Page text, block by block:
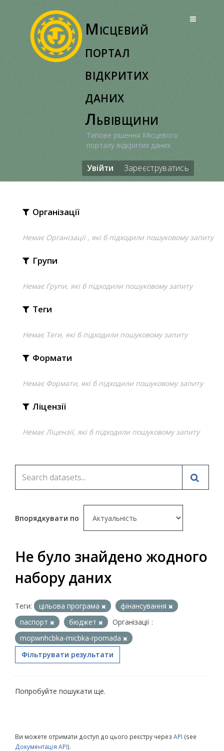
Місцевий
портал
відкритих
даних
Львівщини
Типове рішення Місцевого
порталу відкритих даних
Увійти Зареєструватись
Організації
Немає Організації , які б підходили пошуковому запиту
Групи
Немає Групи, які б підходили пошуковому запиту
Теги
Немає Теги, які б підходили пошуковому запиту
Формати
Немає Формати, які б підходили пошуковому запиту
Ліцензії
Немає Ліцензії, які б підходили пошуковому запиту
Впорядкувати по
Не було знайдено жодного
набору даних
Теги: цільова програма
фінансування
паспорт
бюджет
Організації :
mopwnhcbka-micbka-rpomada
Фільтрувати результати
Попробуйте пошукати ще.
Ви можете отримати доступ до цього реєстру через API (see
Документація API).